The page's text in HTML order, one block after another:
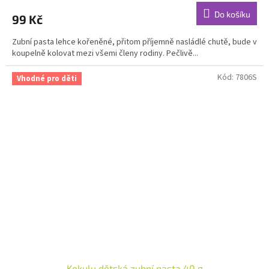
je
z
5
hvězdiček.
99 Kč Do košíku
Zubní pasta lehce kořeněné, přitom příjemně nasládlé chutě, bude v
koupelně kolovat mezi všemi členy rodiny. Pečlivě...
Vhodné pro děti Kód: 7806S